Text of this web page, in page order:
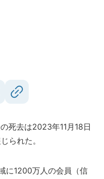
死去は2023年11月18日
られた。
に1200万人の会員（信